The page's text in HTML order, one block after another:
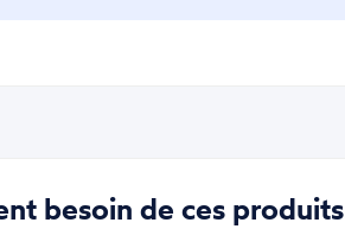
besoin de ces produits